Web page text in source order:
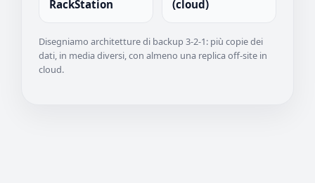
RackStation
(cloud)
Disegniamo architetture di backup 3-2-1: più copie dei
dati, in media diversi, con almeno una replica off-site in
cloud.